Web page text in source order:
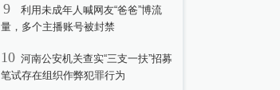
9
利用未成年人喊网友“爸爸”博流
量，多个主播账号被封禁
10 河南公安机关查实“三支一扶”招募
笔试存在组织作弊犯罪行为